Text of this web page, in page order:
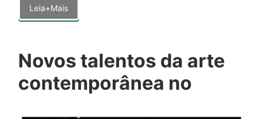
Leia+Mais
Novos talentos da arte
contemporânea no